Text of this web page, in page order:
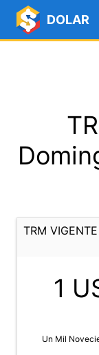
DOLAR
TRM
1
Un Mil